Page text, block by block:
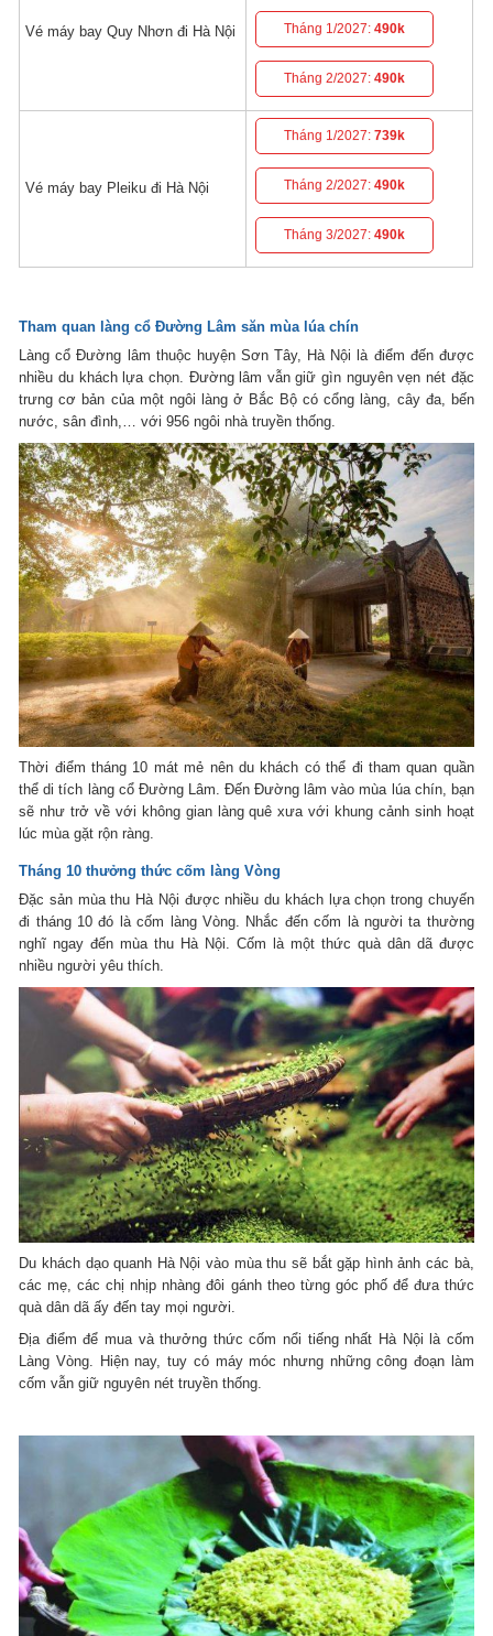
Vé máy bay Quy Nhơn đi Hà Nội Tháng 1/2027:490k
Tháng 2/2027:490k
Vé máy bay Pleiku đi Hà Nội
Tháng 1/2027:739k
Tháng 2/2027:490k
Tháng 3/2027:490k
Tham quan làng cổ Đường Lâm săn mùa lúa chín
Làng cổ Đường lâm thuộc huyện Sơn Tây, Hà Nội là điểm đến được
nhiều du khách lựa chọn. Đường lâm vẫn giữ gìn nguyên vẹn nét đặc
trưng cơ bản của một ngôi làng ở Bắc Bộ có cổng làng, cây đa, bến
nước, sân đình,… với 956 ngôi nhà truyền thống.
Thời điểm tháng 10 mát mẻ nên du khách có thể đi tham quan quần
thể di tích làng cổ Đường Lâm. Đến Đường lâm vào mùa lúa chín, bạn
sẽ như trở về với không gian làng quê xưa với khung cảnh sinh hoạt
lúc mùa gặt rộn ràng.
Tháng 10 thưởng thức cốm làng Vòng
Đặc sản mùa thu Hà Nội được nhiều du khách lựa chọn trong chuyến
đi tháng 10 đó là cốm làng Vòng. Nhắc đến cốm là người ta thường
nghĩ ngay đến mùa thu Hà Nội. Cốm là một thức quà dân dã được
nhiều người yêu thích.
Du khách dạo quanh Hà Nội vào mùa thu sẽ bắt gặp hình ảnh các bà,
các mẹ, các chị nhịp nhàng đôi gánh theo từng góc phố để đưa thức
quà dân dã ấy đến tay mọi người.
Địa điểm để mua và thưởng thức cốm nổi tiếng nhất Hà Nội là cốm
Làng Vòng. Hiện nay, tuy có máy móc nhưng những công đoạn làm
cốm vẫn giữ nguyên nét truyền thống.